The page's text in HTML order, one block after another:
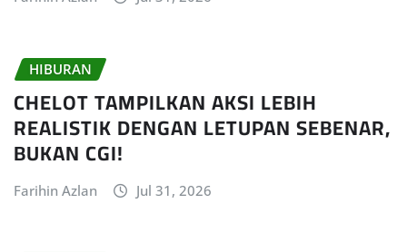
HIBURAN
CHELOT TAMPILKAN AKSI LEBIH
REALISTIK DENGAN LETUPAN SEBENAR,
BUKAN CGI!
Farihin Azlan Jul 31, 2026